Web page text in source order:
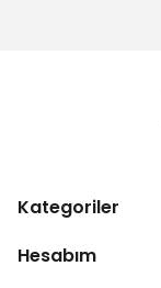
Kategoriler
Hesabım